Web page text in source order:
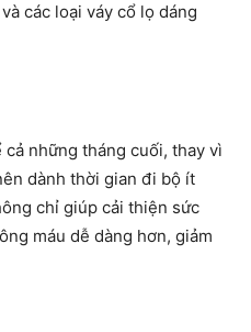
các loại váy cổ lọ dáng
những tháng cuối, thay vì
dành thời gian đi bộ ít
chỉ giúp cải thiện sức
máu dễ dàng hơn, giảm